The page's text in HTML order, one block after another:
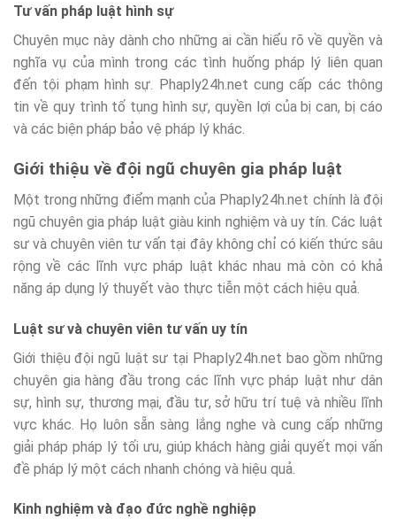
Tư vấn pháp luật hình sự
Chuyên mục này dành cho những ai cần hiểu rõ về quyền và
nghĩa vụ của mình trong các tình huống pháp lý liên quan
đến tội phạm hình sự. Phaply24h.net cung cấp các thông
tin về quy trình tố tụng hình sự, quyền lợi của bị can, bị cáo
và các biện pháp bảo vệ pháp lý khác.
Giới thiệu về đội ngũ chuyên gia pháp luật
Một trong những điểm mạnh của Phaply24h.net chính là đội
ngũ chuyên gia pháp luật giàu kinh nghiệm và uy tín. Các luật
sư và chuyên viên tư vấn tại đây không chỉ có kiến thức sâu
rộng về các lĩnh vực pháp luật khác nhau mà còn có khả
năng áp dụng lý thuyết vào thực tiễn một cách hiệu quả.
Luật sư và chuyên viên tư vấn uy tín
Giới thiệu đội ngũ luật sư tại Phaply24h.net bao gồm những
chuyên gia hàng đầu trong các lĩnh vực pháp luật như dân
sự, hình sự, thương mại, đầu tư, sở hữu trí tuệ và nhiều lĩnh
vực khác. Họ luôn sẵn sàng lắng nghe và cung cấp những
giải pháp pháp lý tối ưu, giúp khách hàng giải quyết mọi vấn
đề pháp lý một cách nhanh chóng và hiệu quả.
Kinh nghiệm và đạo đức nghề nghiệp